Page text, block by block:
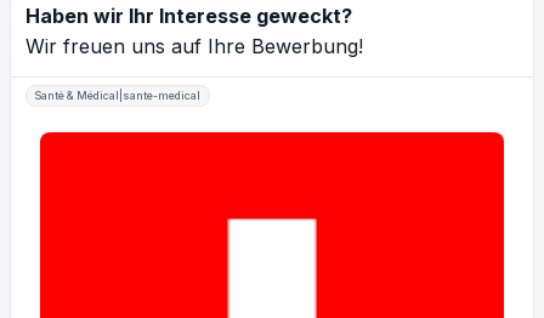
Haben wir Ihr Interesse geweckt?
Wir freuen uns auf Ihre Bewerbung!
Santé & Médical|sante-medical